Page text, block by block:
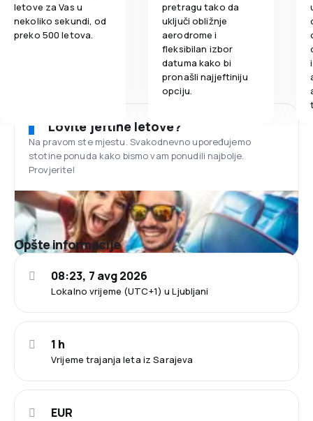
letove za Vas u
nekoliko sekundi, od
preko 500 letova.
pretragu tako da
uključi obližnje
aerodrome i
fleksibilan izbor
datuma kako bi
pronašli najjeftiniju
opciju.
Lovite jeftine letove?
Na pravom ste mjestu. Svakodnevno upoređujemo
stotine ponuda kako bismo vam ponudili najbolje.
Provjerite!
Opšte informacije
Lokalno vrijeme (UTC+1) u Ljubljani
08:23, 7 avg 2026
Vrijeme trajanja leta iz Sarajeva
1 h
EUR